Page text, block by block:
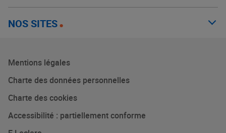
NOS SITES
Mentions légales
Charte des données personnelles
Charte des cookies
Accessibilité : partiellement conforme